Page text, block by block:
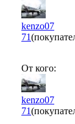
kenzo07
71
От кого:
kenzo07
71